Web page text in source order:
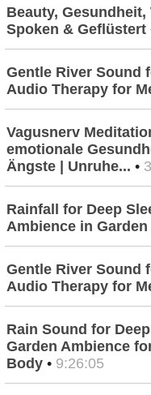
Beauty,
Spoken & Geflüstert
Gentle River Sound
Audio Therapy for
Vagusnerv
emotionale
Ängste | Unruhe... •
Rainfall for Deep
Ambience in
Gentle River Sound
Audio Therapy for
Rain Sound for
Garden Ambience
Body • 9:26:05